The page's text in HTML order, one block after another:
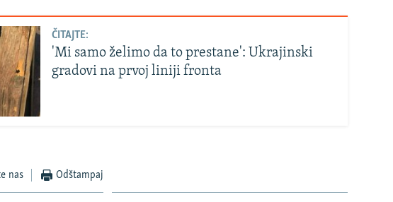
ČITAJTE:
'Mi samo želimo da to prestane': Ukrajinski
gradovi na prvoj liniji fronta
nas Odštampaj